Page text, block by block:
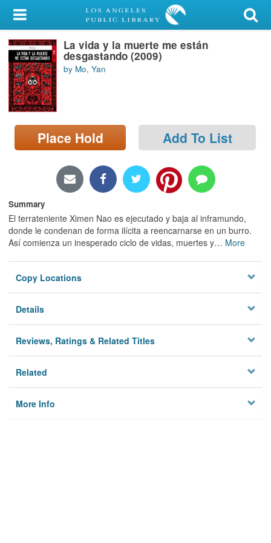
My Account
Library Card
Sign In
Search
Locations/Hours (external
page)
La vida y la muerte me están
desgastando (2009)
by Mo, Yan
Place Hold Add To List
Summary
El terrateniente Ximen Nao es ejecutado y baja al inframundo,
donde le condenan de forma ilícita a reencarnarse en un burro.
Así comienza un inesperado ciclo de vidas, muertes y… More
Copy Locations
Details
Reviews, Ratings & Related Titles
Related
More Info